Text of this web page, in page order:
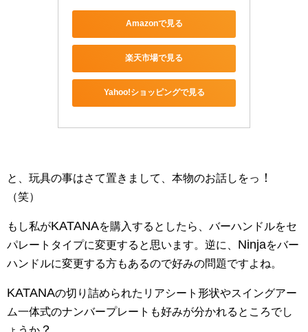
Amazonで見る
楽天市場で見る
Yahoo!ショッピングで見る
と、玩具の事はさて置きまして、本物のお話しをっ ！
（笑）
もし私がKATANAを購入するとしたら、バーハンドルをセ
パレートタイプに変更すると思います。逆に、 Ninjaをバー
ハンドルに変更する方もあるので好みの問題ですよね。
KATANAの切り詰められたリアシート形状やスイングアー
ム一体式のナンバープレートも好みが分かれるところでし